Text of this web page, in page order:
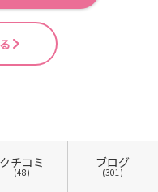
クチコミ
(48)
ブログ
(301)